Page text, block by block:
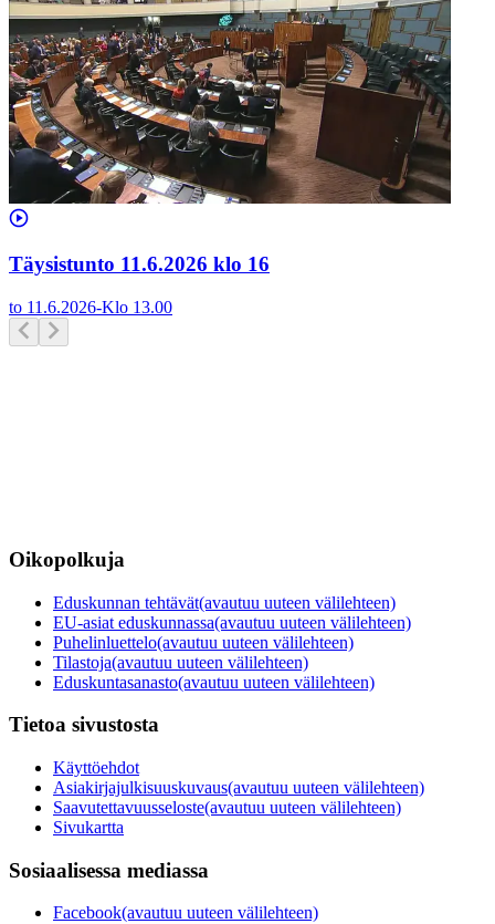
Täysistunto 11.6.2026 klo 16
to 11.6.2026-Klo 13.00
Oikopolkuja
Eduskunnan tehtävät(avautuu uuteen välilehteen)
EU-asiat eduskunnassa(avautuu uuteen välilehteen)
Puhelinluettelo(avautuu uuteen välilehteen)
Tilastoja(avautuu uuteen välilehteen)
Eduskuntasanasto(avautuu uuteen välilehteen)
Tietoa sivustosta
Käyttöehdot
Asiakirjajulkisuuskuvaus(avautuu uuteen välilehteen)
Saavutettavuusseloste(avautuu uuteen välilehteen)
Sivukartta
Sosiaalisessa mediassa
Facebook(avautuu uuteen välilehteen)